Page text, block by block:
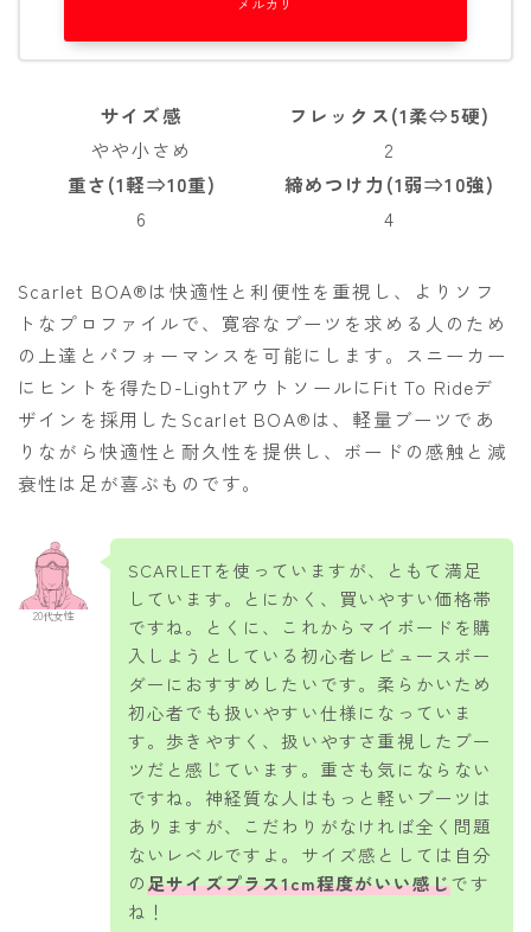
anon.
DRAGON
himassmania
OAKLEY
SMITH
ウェア
686
AIRBLASTER
AA HARDWEAR
ANTHEM
BURTON
DC Shoes
OAKLEY
QUICKSILVER
メルカリ
サイズ感
フレックス(1柔⇔5硬)
やや小さめ
2
重さ(1軽⇒10重)
締めつけ力(1弱⇒10強)
6
4
Scarlet BOA®は快適性と利便性を重視し、よりソフ
トなプロファイルで、寛容なブーツを求める人のため
の上達とパフォーマンスを可能にします。スニーカー
にヒントを得たD-LightアウトソールにFit To Rideデ
ザインを採用したScarlet BOA®は、軽量ブーツであ
りながら快適性と耐久性を提供し、ボードの感触と減
衰性は足が喜ぶものです。
20代女性
SCARLETを使っていますが、ともて満足
しています。とにかく、買いやすい価格帯
ですね。とくに、これからマイボードを購
入しようとしている初心者レビュースボー
ダーにおすすめしたいです。柔らかいため
初心者でも扱いやすい仕様になっていま
す。歩きやすく、扱いやすさ重視したブー
ツだと感じています。重さも気にならない
ですね。神経質な人はもっと軽いブーツは
ありますが、こだわりがなければ全く問題
ないレベルですよ。サイズ感としては自分
の足サイズプラス1cm程度がいい感じです
ね！